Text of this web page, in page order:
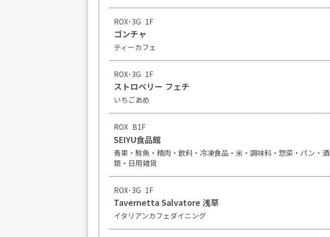
ROX･3G 1F
ゴンチャ
ティーカフェ
ROX･3G 1F
ストロベリー フェチ
いちごあめ
ROX B1F
SEIYU食品館
青果・鮮魚・精肉・飲料・冷凍食品・米・調味料・惣菜・パン・酒
類・日用雑貨
ROX･3G 1F
Tavernetta Salvatore 浅草
イタリアンカフェダイニング